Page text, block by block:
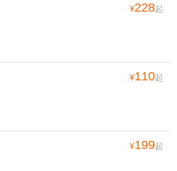
¥228起
¥110起
¥199起